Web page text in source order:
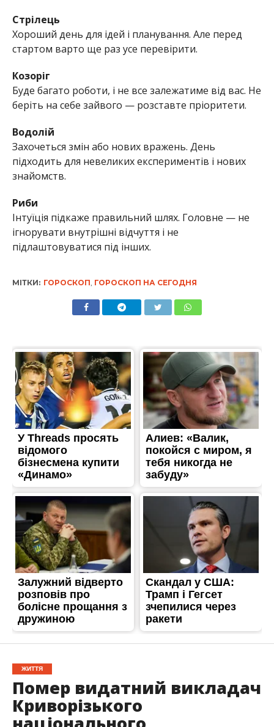
Стрілець
Хороший день для ідей і планування. Але перед
стартом варто ще раз усе перевірити.
Козоріг
Буде багато роботи, і не все залежатиме від вас. Не
беріть на себе зайвого — розставте пріоритети.
Водолій
Захочеться змін або нових вражень. День
підходить для невеликих експериментів і нових
знайомств.
Риби
Інтуїція підкаже правильний шлях. Головне — не
ігнорувати внутрішні відчуття і не
підлаштовуватися під інших.
МІТКИ: ГОРОСКОП ГОРОСКОП НА СЕГОДНЯ
ЖИТТЯ
Помер видатний викладач
Криворізького